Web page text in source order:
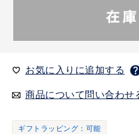
お気に入りに追加する
商品について問い合わせ
ギフトラッピング：可能